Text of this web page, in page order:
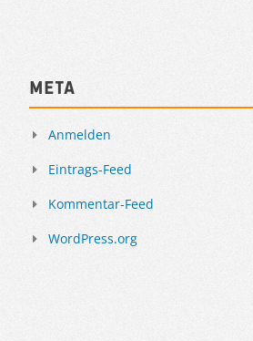
Meta
Anmelden
Eintrags-Feed
Kommentar-Feed
WordPress.org